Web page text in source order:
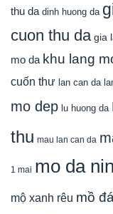
thu da dinh huong da
cuon thu da gia
mo da khu lang
cuốn thư lan can da
mo dep lu huong da
thu mau lan can da
1 mai mo da
mộ xanh rêu mồ đá